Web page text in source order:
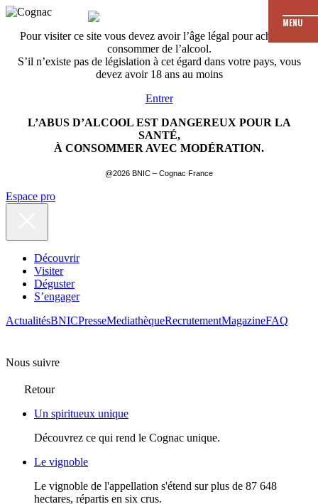
Pour visiter ce site vous devez avoir l’âge légal pour acheter et
consommer de l’alcool.
S’il n’existe pas de législation à cet égard dans votre pays, vous
devez avoir 18 ans au moins
Entrer
L’ABUS D’ALCOOL EST DANGEREUX POUR LA
SANTÉ,
À CONSOMMER AVEC MODÉRATION.
@2026 BNIC – Cognac France
MENU
Espace pro
Découvrir
Visiter
Déguster
S’engager
ActualitésBNICPresseMediathèqueRecrutementMagazineFAQ
Nous suivre
Retour
Un spiritueux unique
Découvrez ce qui rend le Cognac unique.
Le vignoble
Le vignoble de l'appellation s'étend sur plus de 87 648
hectares, répartis en six crus.